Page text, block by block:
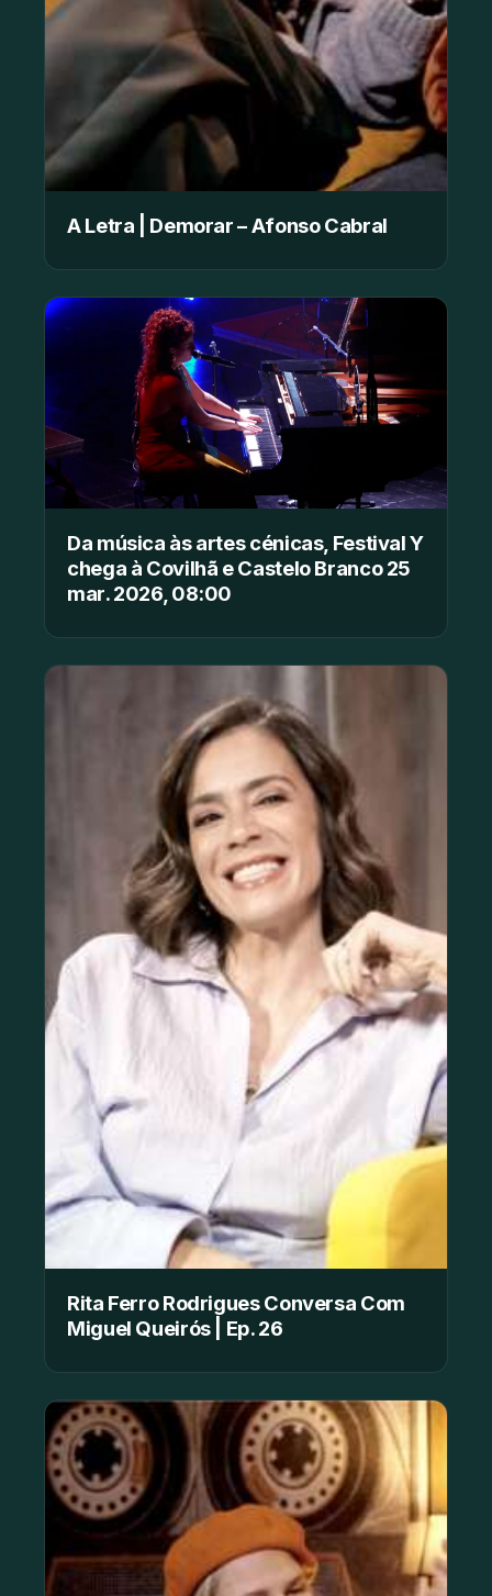
A Letra | Demorar – Afonso Cabral
Da música às artes cénicas, Festival Y
chega à Covilhã e Castelo Branco 25
mar. 2026, 08:00
Rita Ferro Rodrigues Conversa Com
Miguel Queirós | Ep. 26